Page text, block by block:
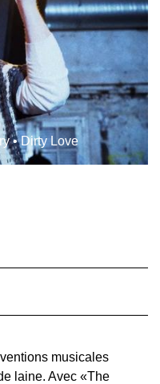
• Dirty Love
musicales
laine. Avec «The